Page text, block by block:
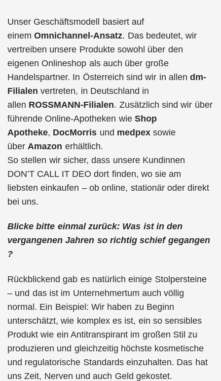
Unser Geschäftsmodell basiert auf
einemOmnichannel-Ansatz. Das bedeutet, wir
vertreiben unsere Produkte sowohl über den
eigenen Onlineshop als auch über große
Handelspartner. In Österreich sind wir in allendm-
Filialen vertreten, in Deutschland in
allen ROSSMANN-Filialen. Zusätzlich sind wir über
führende Online-Apotheken wie Shop
Apotheke, DocMorris und medpexsowie
über Amazon erhältlich.
So stellen wir sicher, dass unsere Kundinnen
DON’T CALL IT DEO dort finden, wo sie am
liebsten einkaufen – ob online, stationär oder direkt
bei uns.
Blicke bitte einmal zurück: Was ist in den
vergangenen Jahren so richtig schief gegangen
?
Rückblickend gab es natürlich einige Stolpersteine
– und das ist im Unternehmertum auch völlig
normal. Ein Beispiel: Wir haben zu Beginn
unterschätzt, wie komplex es ist, ein so sensibles
Produkt wie ein Antitranspirant im großen Stil zu
produzieren und gleichzeitig höchste kosmetische
und regulatorische Standards einzuhalten. Das hat
uns Zeit, Nerven und auch Geld gekostet.